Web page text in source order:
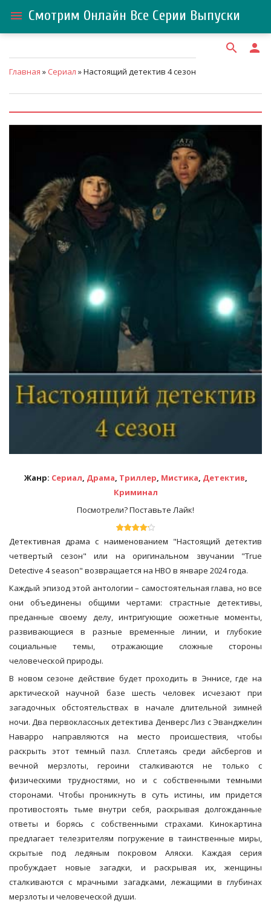
menu Смотрим Онлайн Все Серии Выпуски
search person
Главная » Сериал » Настоящий детектив 4 сезон
Жанр: Сериал, Драма, Триллер, Мистика, Детектив,
Криминал
Посмотрели? Поставьте Лайк!
Детективная драма с наименованием "Настоящий детектив
четвертый сезон" или на оригинальном звучании "True
Detective 4 season" возвращается на HBO в январе 2024 года.
Каждый эпизод этой антологии – самостоятельная глава, но все
они объединены общими чертами: страстные детективы,
преданные своему делу, интригующие сюжетные моменты,
развивающиеся в разные временные линии, и глубокие
социальные темы, отражающие сложные стороны
человеческой природы.
В новом сезоне действие будет проходить в Эннисе, где на
арктической научной базе шесть человек исчезают при
загадочных обстоятельствах в начале длительной зимней
ночи. Два первоклассных детектива Денверс Лиз с Эванджелин
Наварро направляются на место происшествия, чтобы
раскрыть этот темный пазл. Сплетаясь среди айсбергов и
вечной мерзлоты, героини сталкиваются не только с
физическими трудностями, но и с собственными темными
сторонами. Чтобы проникнуть в суть истины, им придется
противостоять тьме внутри себя, раскрывая долгожданные
ответы и борясь с собственными страхами. Кинокартина
предлагает телезрителям погружение в таинственные миры,
скрытые под ледяным покровом Аляски. Каждая серия
пробуждает новые загадки, и раскрывая их, женщины
сталкиваются с мрачными загадками, лежащими в глубинах
мерзлоты и человеческой души.